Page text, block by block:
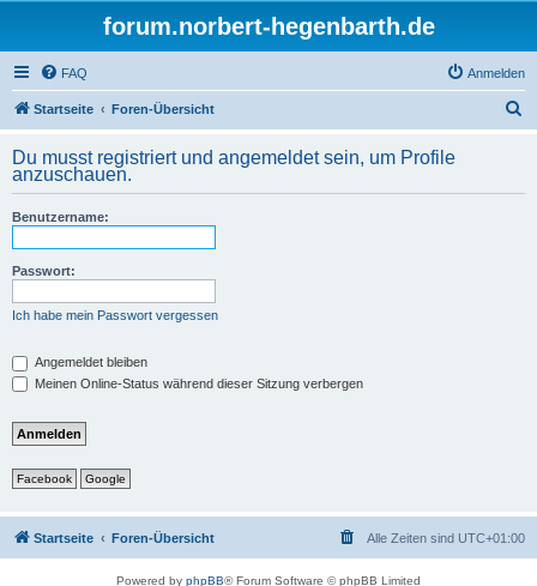
forum.norbert-hegenbarth.de
FAQ Anmelden
Startseite Foren-Übersicht
h
Du musst registriert und angemeldet sein, um Profile
anzuschauen.
Benutzername:
Passwort:
Ich habe mein Passwort vergessen
Angemeldet bleiben
Meinen Online-Status während dieser Sitzung verbergen
Facebook Google
Startseite Foren-Übersicht Alle Zeiten sind UTC+01:00
Powered by phpBB® Forum Software © phpBB Limited